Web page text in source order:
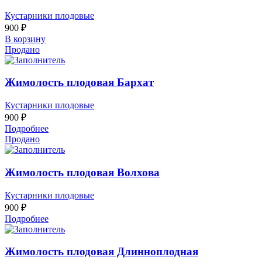
Кустарники плодовые
900 ₽
В корзину
Продано
Жимолость плодовая Бархат
Кустарники плодовые
900 ₽
Подробнее
Продано
Жимолость плодовая Волхова
Кустарники плодовые
900 ₽
Подробнее
Жимолость плодовая Длинноплодная